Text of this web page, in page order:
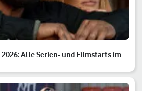
Alle Serien- und Filmstarts im